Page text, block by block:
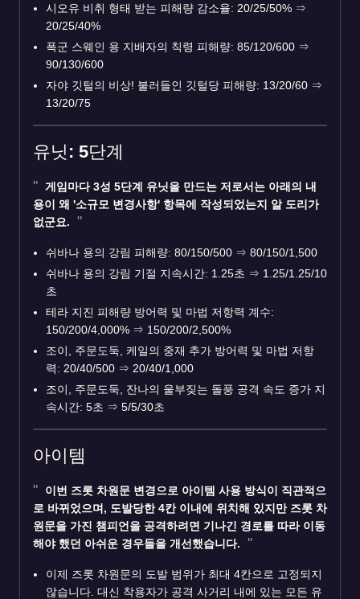
시오유 비취 형태 받는 피해량 감소율: 20/25/50% ⇒
20/25/40%
폭군 스웨인 용 지배자의 칙령 피해량: 85/120/600 ⇒
90/130/600
자야 깃털의 비상! 불러들인 깃털당 피해량: 13/20/60 ⇒
13/20/75
유닛: 5단계
게임마다 3성 5단계 유닛을 만드는 저로서는 아래의 내
용이 왜 '소규모 변경사항' 항목에 작성되었는지 알 도리가
없군요.
쉬바나 용의 강림 피해량: 80/150/500 ⇒ 80/150/1,500
쉬바나 용의 강림 기절 지속시간: 1.25초 ⇒ 1.25/1.25/10
초
테라 지진 피해량 방어력 및 마법 저항력 계수:
150/200/4,000% ⇒ 150/200/2,500%
조이, 주문도둑, 케일의 중재 추가 방어력 및 마법 저항
력: 20/40/500 ⇒ 20/40/1,000
조이, 주문도둑, 잔나의 울부짖는 돌풍 공격 속도 증가 지
속시간: 5초 ⇒ 5/5/30초
아이템
이번 즈롯 차원문 변경으로 아이템 사용 방식이 직관적으
로 바뀌었으며, 도발당한 4칸 이내에 위치해 있지만 즈롯 차
원문을 가진 챔피언을 공격하려면 기나긴 경로를 따라 이동
해야 했던 아쉬운 경우들을 개선했습니다.
이제 즈롯 차원문의 도발 범위가 최대 4칸으로 고정되지
않습니다. 대신 착용자가 공격 사거리 내에 있는 모든 유